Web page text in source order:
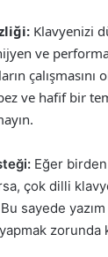
Klavyenizi
ve
ve hafif bir
Eğer
çok dilli
sayede yazım
zorunda